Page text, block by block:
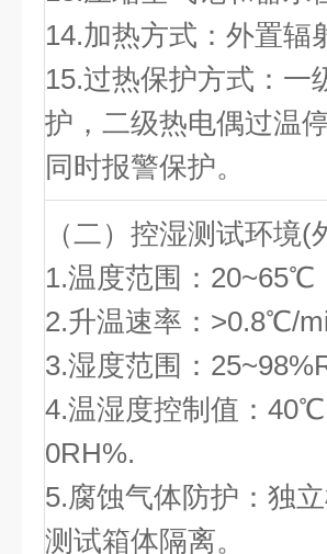
14.加热方式：外置辐
15.过热保护方式：一
护，二级热电偶过温
同时报警保护。
（二）控湿测试环境
1.温度范围：20~65℃
2.升温速率：>0.8℃/
3.湿度范围：
4.温湿度控制值：
0RH%.
5.腐蚀气体防护：独
测试箱体隔离。